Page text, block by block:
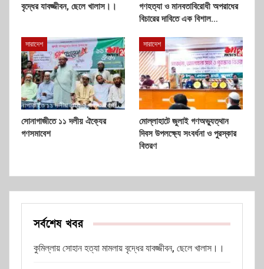
বৃদ্ধের যাবজ্জীবন, ছেলে খালাস।।
গণহত্যা ও মানবতাবিরোধী অপরাধের
বিচারের দাবিতে এক বিশাল…
সারাদেশ
সোনাগাজীতে ১১ দলীয় ঐক্যের
গণসমাবেশ
সারাদেশ
মোল্লাহাটে জুলাই গণঅভ্যুত্থান
দিবস উপলক্ষ্যে সংবর্ধনা ও পুরস্কার
বিতরণ
সর্বশেষ খবর
কুমিল্লায় সোহান হত্যা মামলায় বৃদ্ধের যাবজ্জীবন, ছেলে খালাস।।